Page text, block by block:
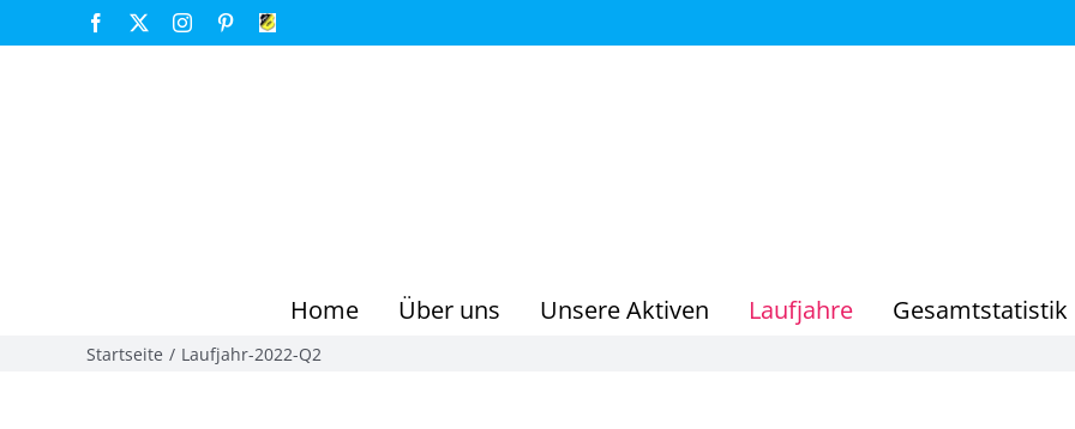
Inhalt
Facebook InstagramPinterest
FSV
Home Über uns Unsere Aktiven Laufjahre Gesamtstatistik
Startseite Laufjahr-2022-Q2